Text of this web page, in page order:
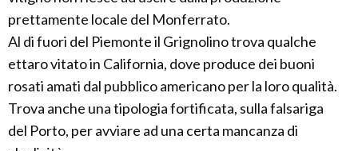
prettamente locale del Monferrato.
Al di fuori del Piemonte il Grignolino trova qualche
ettaro vitato in California, dove produce dei buoni
rosati amati dal pubblico americano per la loro qualità.
Trova anche una tipologia fortificata, sulla falsariga
del Porto, per avviare ad una certa mancanza di